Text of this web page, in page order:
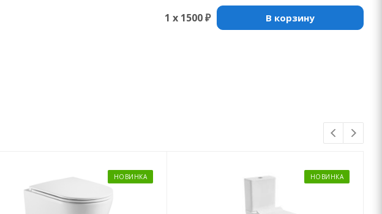
1 x 1500 ₽ В корзину
НОВИНКА НОВИНКА